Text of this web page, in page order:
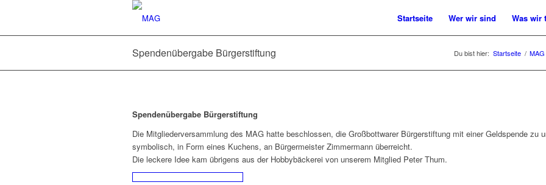
Startseite Wer wir sind Was wir
Spendenübergabe Bürgerstiftung Du bist hier: Startseite /
Spendenübergabe Bürgerstiftung
Die Mitgliederversammlung des MAG hatte beschlossen, die Großbottwarer Bürgerstiftung mit einer Geldspende zu
symbolisch, in Form eines Kuchens, an Bürgermeister Zimmermann überreicht.
Die leckere Idee kam übrigens aus der Hobbybäckerei von unserem Mitglied Peter Thum.